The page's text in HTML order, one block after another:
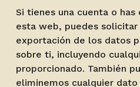
Si tienes una cuenta o
esta web, puedes
exportación de los datos
sobre ti, incluyendo
proporcionado. También
eliminemos cualquier dato